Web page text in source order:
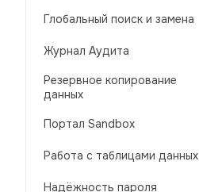
Глобальный поиск и замена
Журнал Аудита
Резервное копирование
данных
Портал Sandbox
Работа с таблицами данных
Надёжность пароля